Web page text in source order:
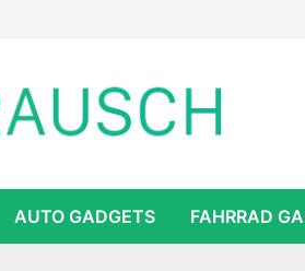
AUTO GADGETS FAHRRAD